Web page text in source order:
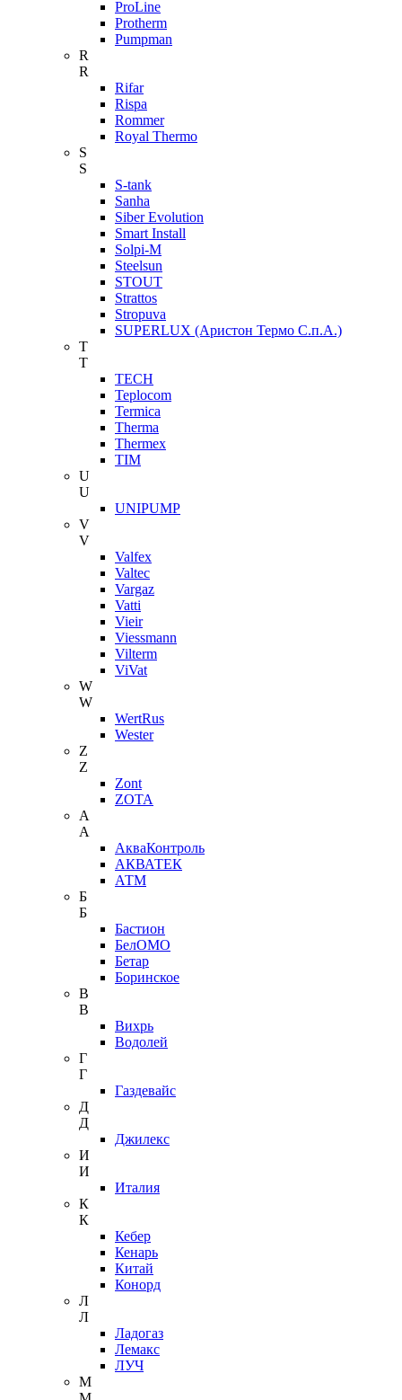
ProLine
Protherm
Pumpman
R
R
Rifar
Rispa
Rommer
Royal Thermo
S
S
S-tank
Sanha
Siber Evolution
Smart Install
Solpi-M
Steelsun
STOUT
Strattos
Stropuva
SUPERLUX (Аристон Термо С.п.А.)
T
T
TECH
Teplocom
Termica
Therma
Thermex
TIM
U
U
UNIPUMP
V
V
Valfex
Valtec
Vargaz
Vatti
Vieir
Viessmann
Vilterm
ViVat
W
W
WertRus
Wester
Z
Z
Zont
ZOTA
А
А
АкваКонтроль
АКВАТЕК
АТМ
Б
Б
Бастион
БелОМО
Бетар
Боринское
В
В
Вихрь
Водолей
Г
Г
Газдевайс
Д
Д
Джилекс
И
И
Италия
К
К
Кебер
Кенарь
Китай
Конорд
Л
Л
Ладогаз
Лемакс
ЛУЧ
М